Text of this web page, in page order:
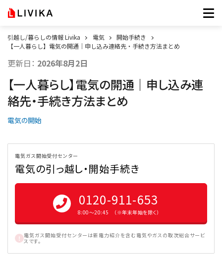
引越し/暮らしの情報 Livika 電気
開始手続き
【一人暮らし】電気の開通｜申し込み連絡先・手続き方法まとめ
更新日： 2026年8月2日
【一人暮らし】電気の開通｜申し込み連
絡先・手続き方法まとめ
電気の開始
電気ガス開始受付センター
電気の引っ越し・開始手続き
0120-911-653
8:00〜20:45 （※年末年始を除く）
電気ガス開始受付センターは新電力紹介を含む電気やガスの取次総合サービ
スです。